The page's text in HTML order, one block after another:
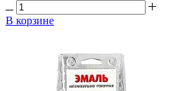
В корзине